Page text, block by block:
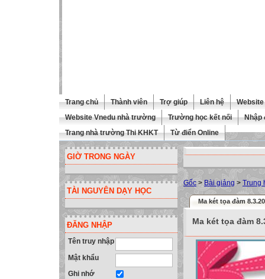
Trang chủ Thành viên Trợ giúp Liên hệ
Website Vnedu nhà trường
Trường học kết nối
Nhập
Trang nhà trường Thi KHKT
Từ điển Online
GIỜ TRONG NGÀY
TÀI NGUYÊN DẠY HỌC
ĐĂNG NHẬP
Tên truy nhập
Mật khẩu
Ghi nhớ
Gốc > Bài giảng > Trung
Ma két tọa đàm
Ma két tọa đàm